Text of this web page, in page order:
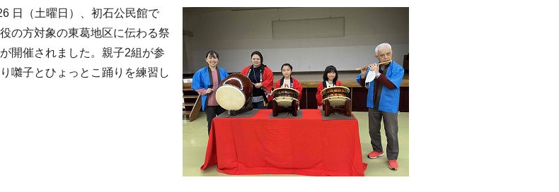
日（土曜日）、初石公民館で
役の方対象の東葛地区に伝わる祭
開催されました。親子2組が参
囃子とひょっとこ踊りを練習し